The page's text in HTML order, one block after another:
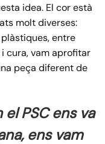
idea. El cor està
molt diverses:
entre
cura, vam aprofitar
peça diferent de
PSC ens va
ens vam